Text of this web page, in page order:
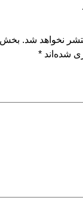
نخواهد شد.
شده‌اند *